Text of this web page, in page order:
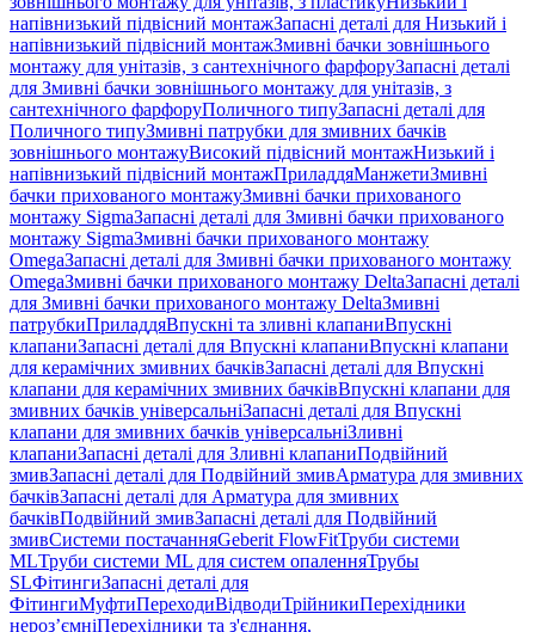
напівнизький підвісний монтажЗапасні деталі для Низький і
напівнизький підвісний монтажЗмивні бачки зовнішнього
монтажу для унітазів, з сантехнічного фарфоруЗапасні деталі
для Змивні бачки зовнішнього монтажу для унітазів, з
сантехнічного фарфоруПоличного типуЗапасні деталі для
Поличного типуЗмивні патрубки для змивних бачків
зовнішнього монтажуВисокий підвісний монтажНизький і
напівнизький підвісний монтажПриладдяМанжетиЗмивні
бачки прихованого монтажуЗмивні бачки прихованого
монтажу SigmaЗапасні деталі для Змивні бачки прихованого
монтажу SigmaЗмивні бачки прихованого монтажу
OmegaЗапасні деталі для Змивні бачки прихованого монтажу
OmegaЗмивні бачки прихованого монтажу DeltaЗапасні деталі
для Змивні бачки прихованого монтажу DeltaЗмивні
патрубкиПриладдяВпускні та зливні клапаниВпускні
клапаниЗапасні деталі для Впускні клапаниВпускні клапани
для керамічних змивних бачківЗапасні деталі для Впускні
клапани для керамічних змивних бачківВпускні клапани для
змивних бачків універсальніЗапасні деталі для Впускні
клапани для змивних бачків універсальніЗливні
клапаниЗапасні деталі для Зливні клапаниПодвійний
змивЗапасні деталі для Подвійний змивАрматура для змивних
бачкiвЗапасні деталі для Арматура для змивних
бачкiвПодвійний змивЗапасні деталі для Подвійний
змивСистеми постачанняGeberit FlowFitТруби системи
MLТруби системи ML для систем опаленняТрубы
SLФітингиЗапасні деталі для
ФітингиМуфтиПереходиВідводиТрійникиПерехідники
нероз’ємніПерехідники та з'єднання,